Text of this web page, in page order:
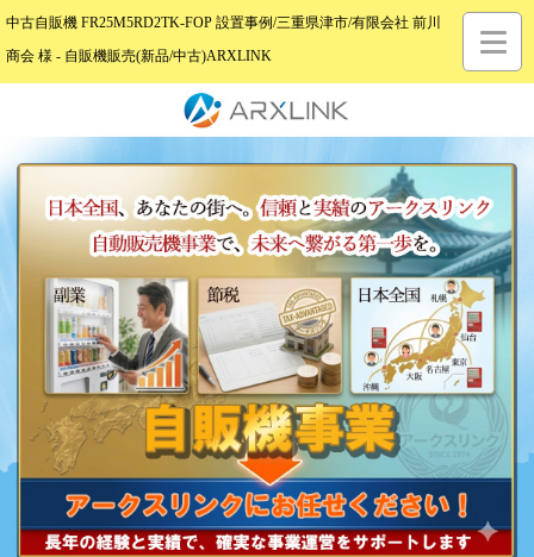
中古自販機 FR25M5RD2TK-FOP 設置事例/三重県津市/有限会社 前川
商会 様 - 自販機販売(新品/中古)ARXLINK